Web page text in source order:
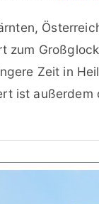
zum
Zeit in
ist